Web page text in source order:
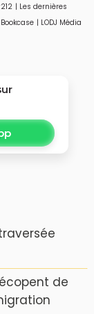
| Les dernières
Bookcase | LODJ Média
de